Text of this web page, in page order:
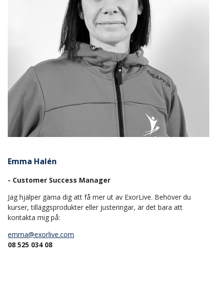
Emma Halén
- Customer Success Manager
Jag hjälper gärna dig att få mer ut av ExorLive. Behöver du
kurser, tilläggsprodukter eller justeringar, är det bara att
kontakta mig på:
emma@exorlive.com
08 525 034 08